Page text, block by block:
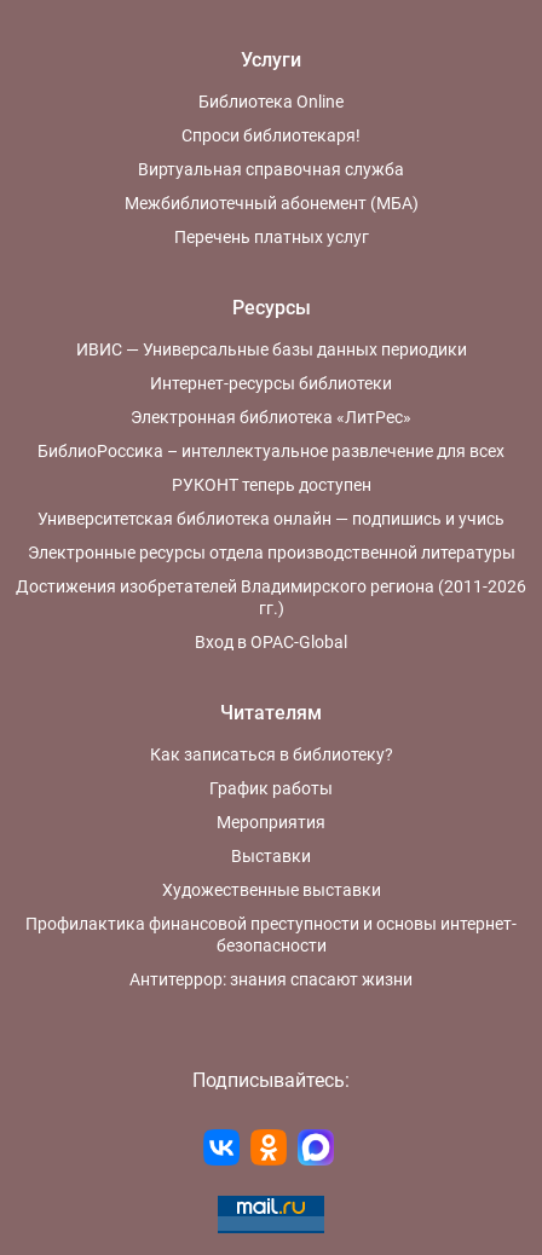
Услуги
Библиотека Online
Спроси библиотекаря!
Виртуальная справочная служба
Межбиблиотечный абонемент (МБА)
Перечень платных услуг
Ресурсы
ИВИС — Универсальные базы данных периодики
Интернет-ресурсы библиотеки
Электронная библиотека «ЛитРес»
БиблиоРоссика – интеллектуальное развлечение для всех
РУКОНТ теперь доступен
Университетская библиотека онлайн — подпишись и учись
Электронные ресурсы отдела производственной литературы
Достижения изобретателей Владимирского региона (2011-2026
гг.)
Вход в OPAC-Global
Читателям
Как записаться в библиотеку?
График работы
Мероприятия
Выставки
Художественные выставки
Профилактика финансовой преступности и основы интернет-
безопасности
Антитеррор: знания спасают жизни
Подписывайтесь: